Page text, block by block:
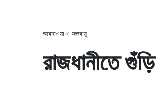
আবহাওয়া ও জলবায়ু
রাজধানীতে